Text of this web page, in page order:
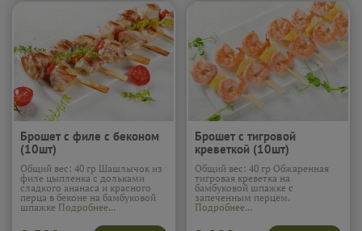
Брошет с филе с беконом
(10шт)
Общий вес: 40 гр Шашлычок из
филе цыпленка с дольками
сладкого ананаса и красного
перца в беконе на бамбуковой
шпажке Подробнее...
Брошет с тигровой
креветкой (10шт)
Общий вес: 40 гр Обжаренная
тигровая креветка на
бамбуковой шпажке с
запеченным перцем.
Подробнее...